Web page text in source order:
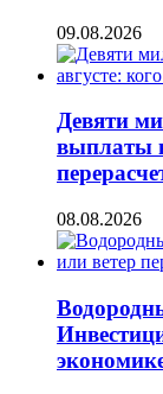
09.08.2026
Девяти
выплаты
08.08.2026